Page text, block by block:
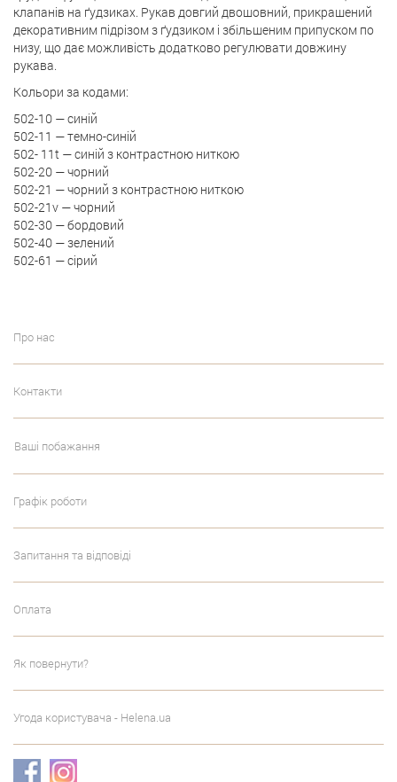
клапанів на ґудзиках. Рукав довгий двошовний, прикрашений
декоративним підрізом з ґудзиком і збільшеним припуском по
низу, що дає можливість додатково регулювати довжину
рукава.
Кольори за кодами:
502-10 — синій
502-11 — темно-синій
502- 11t — синій з контрастною ниткою
502-20 — чорний
502-21 — чорний з контрастною ниткою
502-21v — чорний
502-30 — бордовий
502-40 — зелений
502-61 — сірий
Про нас
Контакти
Ваші побажання
Графік роботи
Запитання та відповіді
Оплата
Як повернути?
Угода користувача - Helena.ua